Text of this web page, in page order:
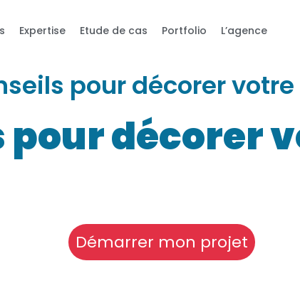
Expertise Etude de cas Portfolio L’agence
pour décorer
pour décorer
Démarrer mon projet